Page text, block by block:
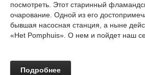
посмотреть. Этот старинный
очарование. Одной из его
бывшая насосная станция, а ныне
«Het Pomphuis». О нем и пойдет наш
Подробнее